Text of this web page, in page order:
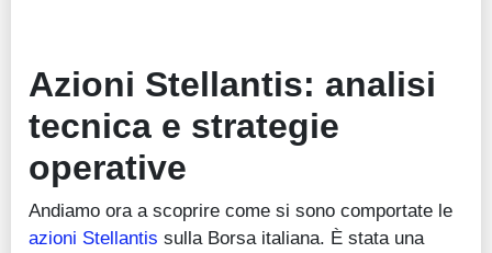
Azioni Stellantis: analisi
tecnica e strategie
operative
Andiamo ora a scoprire come si sono comportate le
azioni Stellantis sulla Borsa italiana. È stata una